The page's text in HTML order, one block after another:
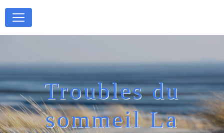
Troubles du
sommeil La